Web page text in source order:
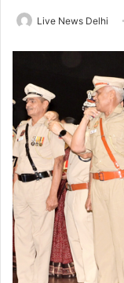
Live News Delhi